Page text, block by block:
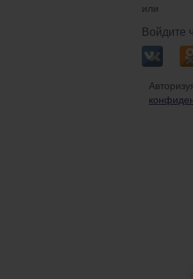
или
Войдите